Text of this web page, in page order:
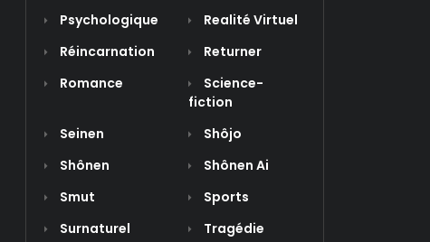
Psychologique
Realité Virtuel
Réincarnation
Returner
Romance
Science-
fiction
Seinen
Shôjo
Shônen
Shônen Ai
Smut
Sports
Surnaturel
Tragédie